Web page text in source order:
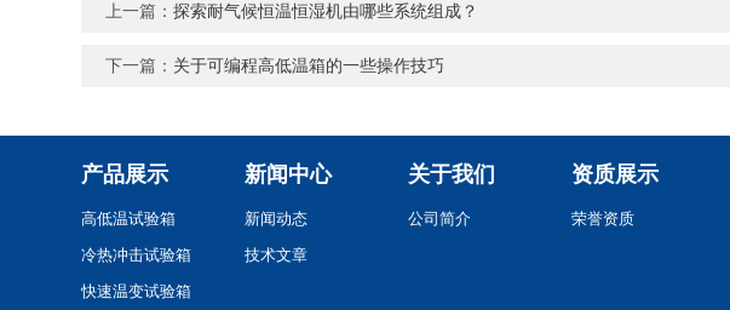
上一篇：探索耐气候恒温恒湿机由哪些系统组成？
下一篇： 关于可编程高低温箱的一些操作技巧
产品展示
高低温试验箱
冷热冲击试验箱
快速温变试验箱
新闻中心
新闻动态
技术文章
关于我们
公司简介
资质展示
荣誉资质